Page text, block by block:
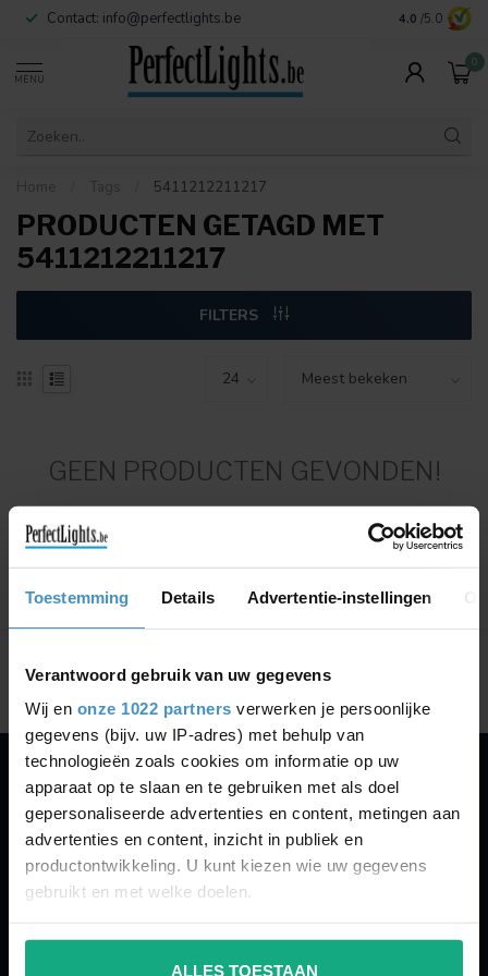
Toestemming Details Advertentie-instellingen
Verantwoord gebruik van uw gegevens
Wij en onze 1022 partners verwerken je persoonlijke
gegevens (bijv. uw IP-adres) met behulp van
technologieën zoals cookies om informatie op uw
apparaat op te slaan en te gebruiken met als doel
gepersonaliseerde advertenties en content, metingen aan
advertenties en content, inzicht in publiek en
productontwikkeling. U kunt kiezen wie uw gegevens
gebruikt en met welke doelen.
Als u het toestaat, willen we ook graag:
ALLES TOESTAAN
Contact: info@perfectlights.be 4.0 /5.0
MENU
0
Home Tags 5411212211217
PRODUCTEN GETAGD MET
5411212211217
FILTERS
GEEN PRODUCTEN GEVONDEN!
Toon1-0van 0
PERFECTLIGHTS
Gegevens:
Kruisbeeldsraat 72
9220 Hamme